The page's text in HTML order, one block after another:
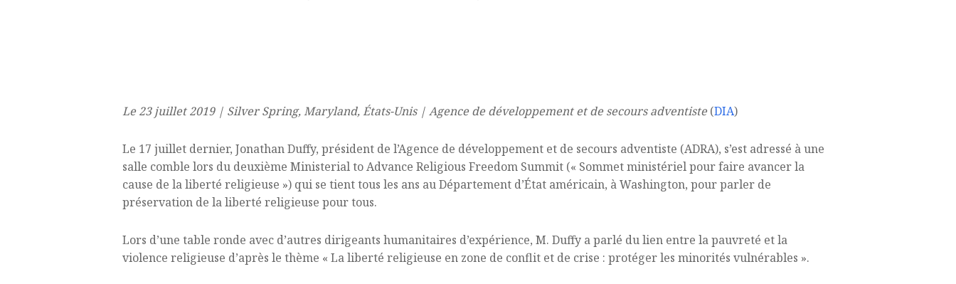
Le 23 juillet 2019 | Silver Spring, Maryland, États-Unis | Agence de développement et de secours adventiste(DIA)
Le 17 juillet dernier, Jonathan Duffy, président de l’Agence de développement et de secours adventiste (ADRA), s’est adressé à une
salle comble lors du deuxième Ministerial to Advance Religious Freedom Summit (« Sommet ministériel pour faire avancer la
cause de la liberté religieuse ») qui se tient tous les ans au Département d’État américain, à Washington, pour parler de
préservation de la liberté religieuse pour tous.
Lors d’une table ronde avec d’autres dirigeants humanitaires d’expérience, M. Duffy a parlé du lien entre la pauvreté et la
violence religieuse d’après le thème « La liberté religieuse en zone de conflit et de crise : protéger les minorités vulnérables ».